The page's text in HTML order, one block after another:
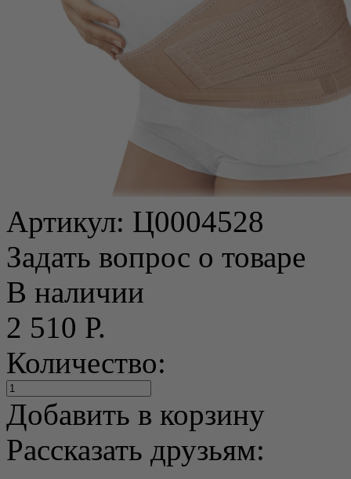
Артикул: Ц0004528
Задать вопрос о товаре
В наличии
2 510 Р.
Количество:
Добавить в корзину
Рассказать друзьям: